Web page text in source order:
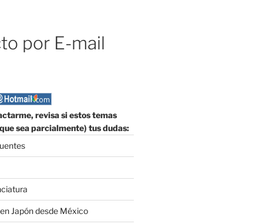
por E-mail
revisa si estos temas
sea parcialmente) tus dudas:
Japón desde México